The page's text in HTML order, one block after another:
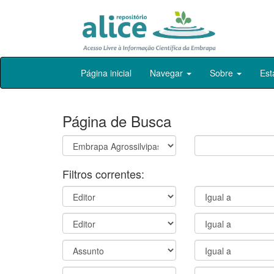
Skip
Página inicial Navegar Sobre
Página de Busca
Filtros correntes: